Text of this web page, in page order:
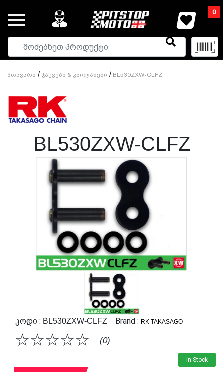
0
Მთავარი / Ჯაჭვები & Კბილანები / BL530ZXW-CLFZ
BL530ZXW-CLFZ
Კოდი : BL530ZXW-CLFZ Brand : RK TAKASAGO
☆
☆
☆
☆
☆ (0)
In Stock